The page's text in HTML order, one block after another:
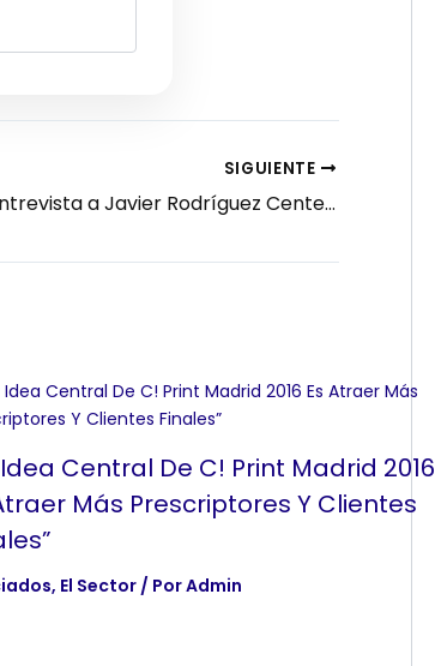
SIGUIENTE
Entrevista a Javier Rodríguez Centeno, Director general de Grupo Panorama.
Idea Central De C! Print Madrid 2016
Más Prescriptores Y Clientes
, El Sector / PorAdmin